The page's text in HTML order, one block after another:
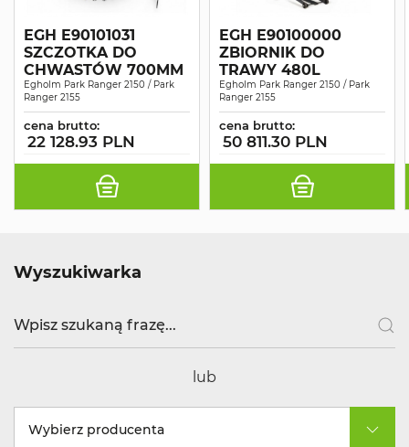
EGH E90101031
SZCZOTKA DO
CHWASTÓW 700MM
Egholm Park Ranger 2150 / Park
Ranger 2155
cena brutto:
22 128.93 PLN
EGH E90100000
ZBIORNIK DO
TRAWY 480L
Egholm Park Ranger 2150 / Park
Ranger 2155
cena brutto:
50 811.30 PLN
Wyszukiwarka
lub
Wybierz producenta